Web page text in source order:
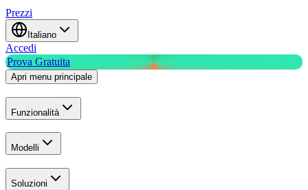
Prezzi
Italiano
Accedi
Prova Gratuita
Apri menu principale
Funzionalità
Modelli
Soluzioni